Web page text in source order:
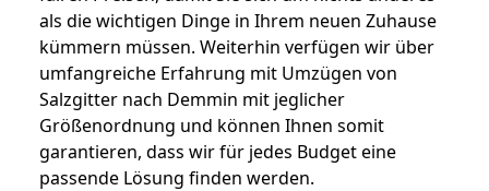
als die wichtigen Dinge in Ihrem neuen Zuhause
kümmern müssen. Weiterhin verfügen wir über
umfangreiche Erfahrung mit Umzügen von
Salzgitter nach Demmin mit jeglicher
Größenordnung und können Ihnen somit
garantieren, dass wir für jedes Budget eine
passende Lösung finden werden.